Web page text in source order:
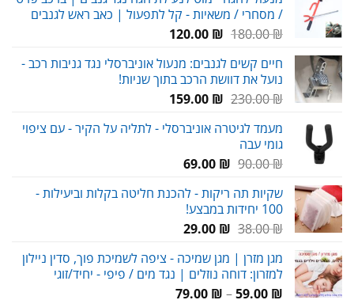
80.00 ₪.
59.00 ₪.
/ מסחרי / משאיות - קל לתפעול | כאב ראש לגנבים
180.00₪
המחיר
היה:
180.00 ₪.
120.00 ₪
המחיר
הוא:
120.00 ₪.
חיים קשים לגנבים: מנעול אוניברסלי נגד גניבות רכב -
נועל את דוושת הרכב בתוך שניות!
230.00₪
המחיר
היה:
159.00 ₪
המחיר
הוא:
מעמד לגיטרה אוניברסלי - לתליה על הקיר - עם ציפוי
גומי עבה
90.00₪
המחיר
היה:
90.00 ₪.
69.00 ₪
המחיר
הוא:
שקיות תה ריקות - להכנת חליטה בקלות וביעילות -
100 יחידות במבצע!
38.00₪
המחיר
היה:
38.00 ₪.
29.00 ₪
המחיר
הוא:
29.00 ₪.
מגן מזרן | מגן שמיכה - ציפה לשמיכת פוך, סדין ניילון
למזרון: דוחה נוזלים | נגד מים / פיפי - יחיד/זוגי
59.00 ₪
–
79.00 ₪
טווח